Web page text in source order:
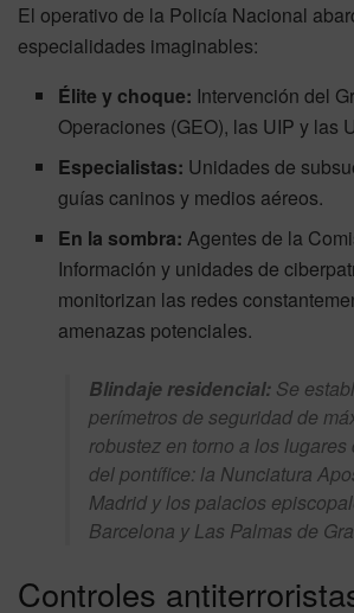
El operativo de la Policía Nacional
especialidades imaginables:
Élite y choque: Intervención del
Operaciones (GEO), las UIP y las
Especialistas: Unidades de
guías caninos y medios aéreos.
En la sombra: Agentes de la
Información y unidades de
monitorizan las redes
amenazas potenciales.
Blindaje residencial: Se
perímetros de seguridad de
robustez en torno a los lugares
del pontífice: la Nunciatura
Madrid y los palacios
Barcelona y Las Palmas de
Controles